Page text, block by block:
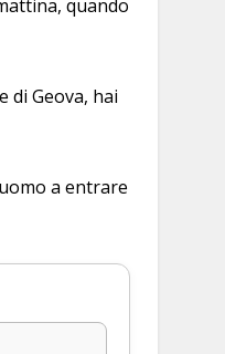
quando
di Geova, hai
a entrare